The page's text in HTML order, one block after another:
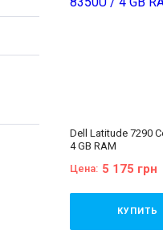
Dell Latitude 7290
4 GB RAM
Цена: 5 175 грн
КУПИТЬ